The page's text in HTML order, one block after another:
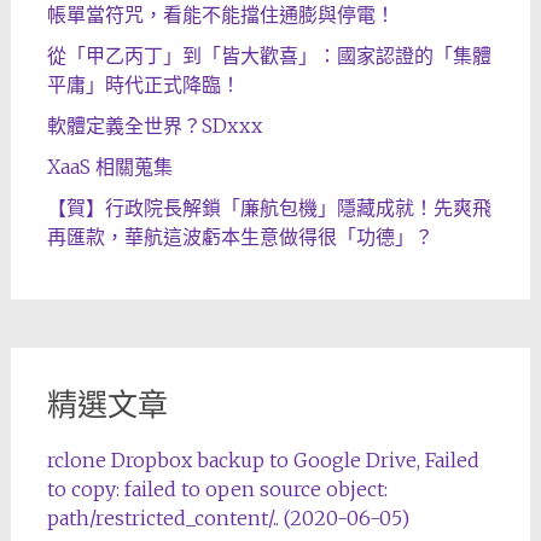
帳單當符咒，看能不能擋住通膨與停電！
從「甲乙丙丁」到「皆大歡喜」：國家認證的「集體
平庸」時代正式降臨！
軟體定義全世界？SDxxx
XaaS 相關蒐集
【賀】行政院長解鎖「廉航包機」隱藏成就！先爽飛
再匯款，華航這波虧本生意做得很「功德」？
精選文章
rclone Dropbox backup to Google Drive, Failed
to copy: failed to open source object:
path/restricted_content/.. (2020-06-05)